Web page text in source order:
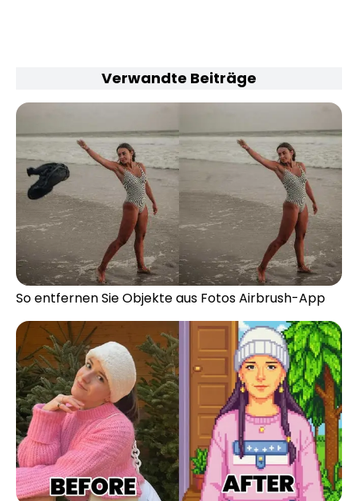
Verwandte Beiträge
So entfernen Sie Objekte aus Fotos Airbrush-App